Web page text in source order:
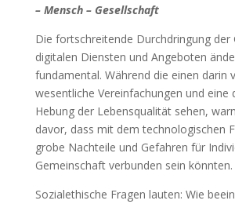
– Mensch – Gesellschaft
Die fortschreitende Durchdringung der
digitalen Diensten und Angeboten
fundamental. Während die einen darin
wesentliche Vereinfachungen und eine
Hebung der Lebensqualität sehen,
davor, dass mit dem technologischen
grobe Nachteile und Gefahren für
Gemeinschaft verbunden sein könnten.
Sozialethische Fragen lauten: Wie